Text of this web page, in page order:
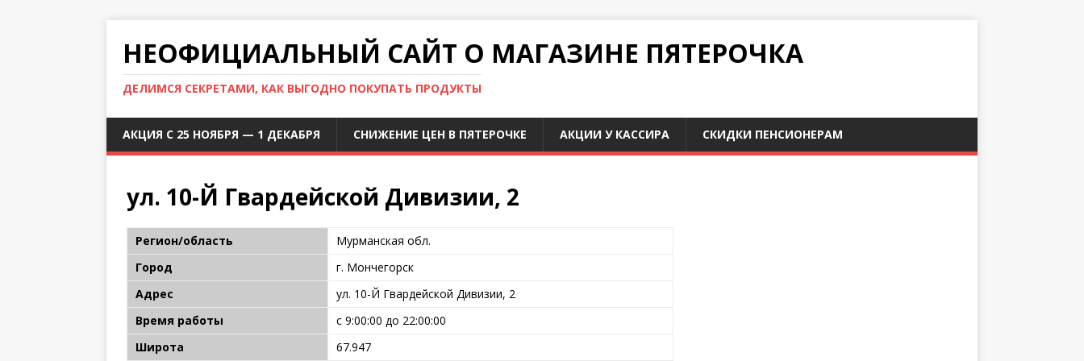
НЕОФИЦИАЛЬНЫЙ САЙТ О МАГАЗИНЕ ПЯТЕРОЧКА
ДЕЛИМСЯ СЕКРЕТАМИ, КАК ВЫГОДНО ПОКУПАТЬ ПРОДУКТЫ
АКЦИЯ С 25 НОЯБРЯ — 1 ДЕКАБРЯ СНИЖЕНИЕ ЦЕН В ПЯТЕРОЧКЕ АКЦИИ У КАССИРА СКИДКИ ПЕНСИОНЕРАМ
ул. 10-Й Гвардейской Дивизии, 2
Регион/область
Мурманская обл.
Город
г. Мончегорск
Адрес
ул. 10-Й Гвардейской Дивизии, 2
Время работы
с 9:00:00 до 22:00:00
Широта
67.947